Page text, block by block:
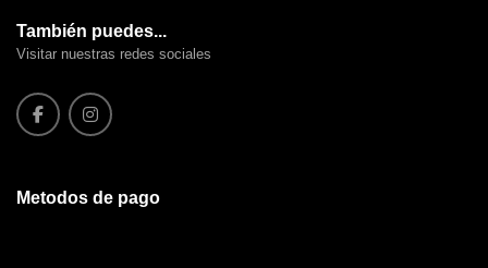
También puedes...
Visitar nuestras redes sociales
Metodos de pago